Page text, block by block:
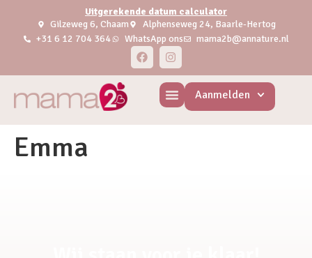
Uitgerekende datum calculator
Gilzeweg 6, Chaam
Alphenseweg 24, Baarle-Hertog
+31 6 12 704 364
WhatsApp ons mama2b@annature.nl
Aanmelden
Emma